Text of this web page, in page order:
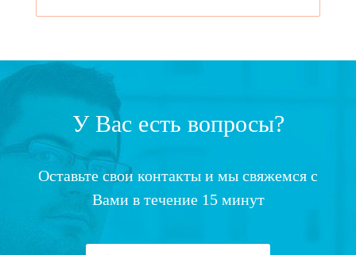
У Вас есть вопросы?
Оставьте свои контакты и мы свяжемся с
Вами в течение 15 минут